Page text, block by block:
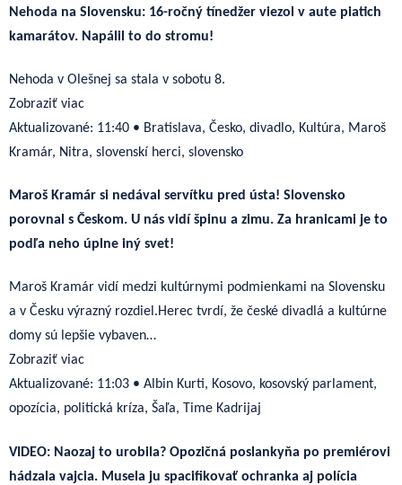
Nehoda na Slovensku: 16-ročný tínedžer viezol v aute piatich
kamarátov. Napálil to do stromu!
Nehoda v Olešnej sa stala v sobotu 8.
Zobraziť viac
Aktualizované: 11:40 • Bratislava, Česko, divadlo, Kultúra, Maroš
Kramár, Nitra, slovenskí herci, slovensko
Maroš Kramár si nedával servítku pred ústa! Slovensko
porovnal s Českom. U nás vidí špinu a zimu. Za hranicami je to
podľa neho úplne iný svet!
Maroš Kramár vidí medzi kultúrnymi podmienkami na Slovensku
a v Česku výrazný rozdiel.Herec tvrdí, že české divadlá a kultúrne
domy sú lepšie vybaven…
Zobraziť viac
Aktualizované: 11:03 • Albin Kurti, Kosovo, kosovský parlament,
opozícia, politická kríza, Šaľa, Time Kadrijaj
VIDEO: Naozaj to urobila? Opozičná poslankyňa po premiérovi
hádzala vajcia. Musela ju spacifikovať ochranka aj polícia